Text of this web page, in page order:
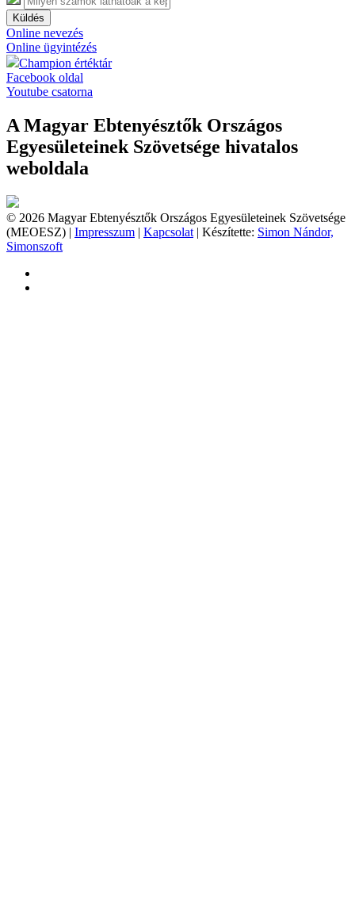
Küldés
Online nevezés
Online ügyintézés
Champion értéktár
Facebook oldal
Youtube csatorna
A Magyar Ebtenyésztők Országos
Egyesületeinek Szövetsége hivatalos
weboldala
© 2026 Magyar Ebtenyésztők Országos Egyesületeinek Szövetsége
(MEOESZ) | Impresszum | Kapcsolat | Készítette: Simon Nándor,
Simonszoft